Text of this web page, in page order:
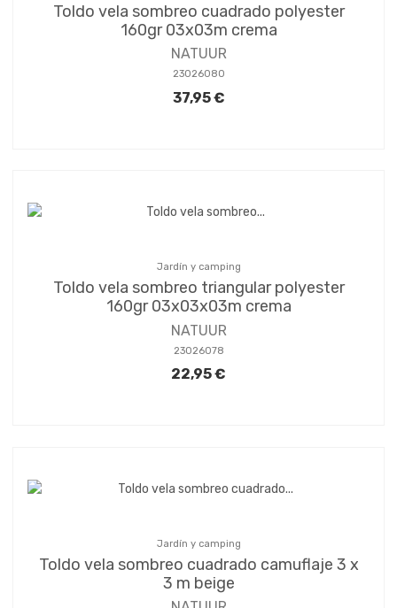
Toldo vela sombreo cuadrado polyester
160gr 03x03m crema
NATUUR
23026080
37,95 €
Jardín y camping
Toldo vela sombreo triangular polyester
160gr 03x03x03m crema
NATUUR
23026078
22,95 €
Jardín y camping
Toldo vela sombreo cuadrado camuflaje 3 x
3 m beige